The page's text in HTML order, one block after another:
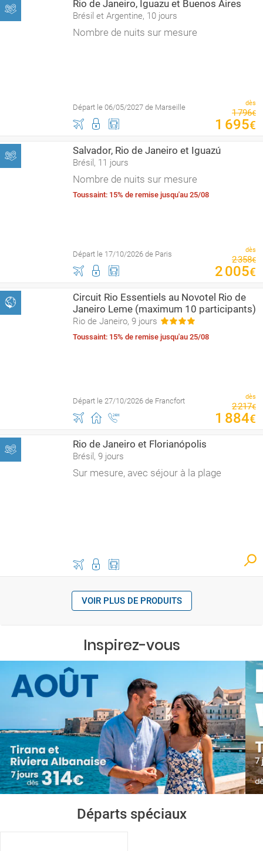
Rio de Janeiro, Iguazu et Buenos Aires
Brésil et Argentine, 10 jours
Nombre de nuits sur mesure
Départ le 06/05/2027 de Marseille dès
1796€
1 695€
Salvador, Rio de Janeiro et Iguazú
Brésil, 11 jours
Nombre de nuits sur mesure
Toussaint: 15% de remise jusqu'au 25/08
Départ le 17/10/2026 de Paris dès
2358€
2005€
Circuit Rio Essentiels au Novotel Rio de
Janeiro Leme (maximum 10 participants)
Rio de Janeiro, 9 jours
Toussaint: 15% de remise jusqu'au 25/08
Départ le 27/10/2026 de Francfort dès
2217€
1 884€
Rio de Janeiro et Florianópolis
Brésil, 9 jours
Sur mesure, avec séjour à la plage
VOIR PLUS DE PRODUITS
Inspirez-vous
Départs spéciaux